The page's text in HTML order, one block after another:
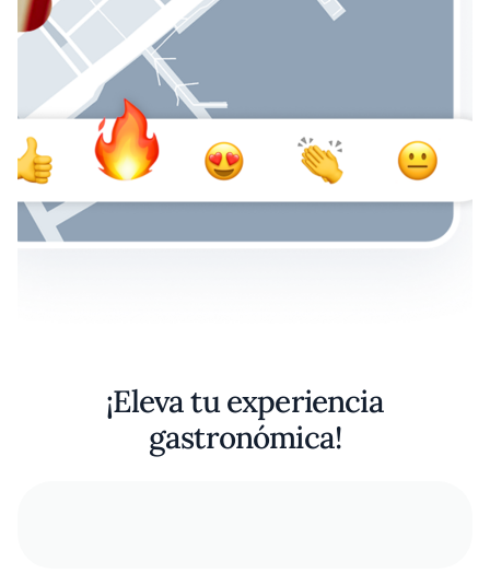
¡Eleva tu experiencia
gastronómica!